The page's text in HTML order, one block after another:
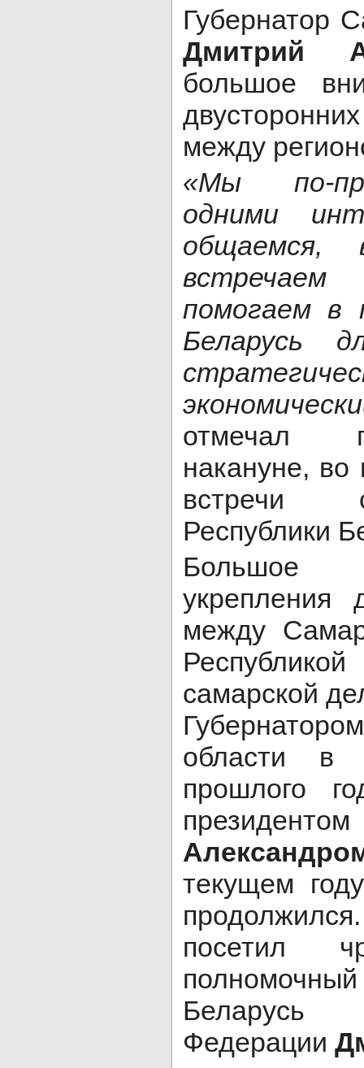
Губернатор
Дмитрий
большое
между
«Мы по-
одними
общаемся,
помогаем в
Беларусь
отмечал
накануне, во
встречи
Республики
Большое
укрепления
между
самарской
области
прошлого
текущем
посетил
полномочный
Беларусь
Федерации